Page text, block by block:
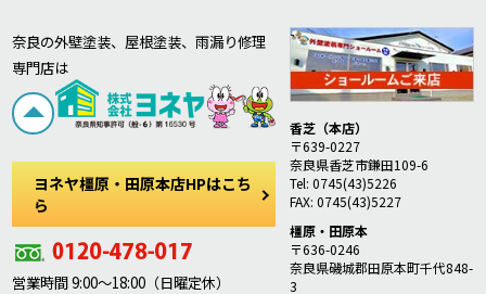
奈良の外壁塗装、屋根塗装、雨漏り修理
専門店は
ヨネヤ橿原・田原本店HPはこち
ら
営業時間 9:00～18:00（日曜定休）
香芝（本店）
〒639-0227
奈良県香芝市鎌田109-6
Tel: 0745(43)5226
FAX: 0745(43)5227
橿原・田原本
〒636-0246
奈良県磯城郡田原本町千代848-
3